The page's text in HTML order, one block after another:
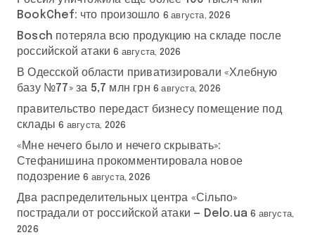
BookChef: что произошло 6 августа, 2026
Bosch потеряла всю продукцию на складе после
российской атаки 6 августа, 2026
В Одесской области приватизировали «Хлебную
базу №77» за 5,7 млн грн 6 августа, 2026
правительство передаст бизнесу помещение под
склады 6 августа, 2026
«Мне нечего было и нечего скрывать»:
Стефанишина прокомментировала новое
подозрение 6 августа, 2026
Два распределительных центра «Сільпо»
пострадали от российской атаки — Delo.ua 6 августа,
2026